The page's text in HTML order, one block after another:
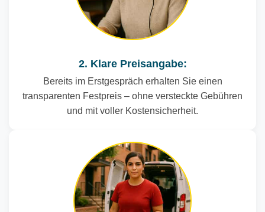
2. Klare Preisangabe:
Bereits im Erstgespräch erhalten Sie einen
transparenten Festpreis – ohne versteckte Gebühren
und mit voller Kostensicherheit.